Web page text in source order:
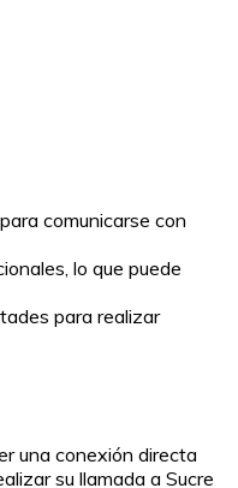
comunicarse con
lo que puede
para realizar
una conexión directa
su llamada a Sucre